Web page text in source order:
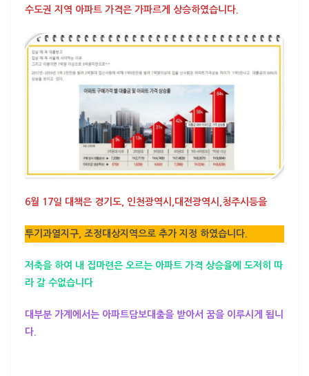
수도권 지역 아파트 가격은 가파르게 상승하였습니다.
6월 17일 대책은 경기도, 인천광역시,대전광역시,청주시등을
투기과열지구, 조정대상지역으로 추가 지정 하였습니다.
저축을 하여 내 집마련은 오르는 아파트 가격 상승율에 도저히 따
라 갈 수없습니다
대부분 가계에서는 아파트담보대출을 받아서 꿈을 이루시게 됩니
다.